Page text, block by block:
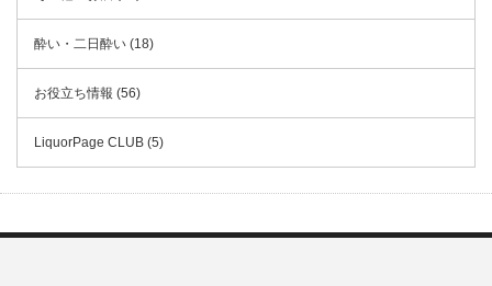
酔い・二日酔い (18)
お役立ち情報 (56)
LiquorPage CLUB (5)